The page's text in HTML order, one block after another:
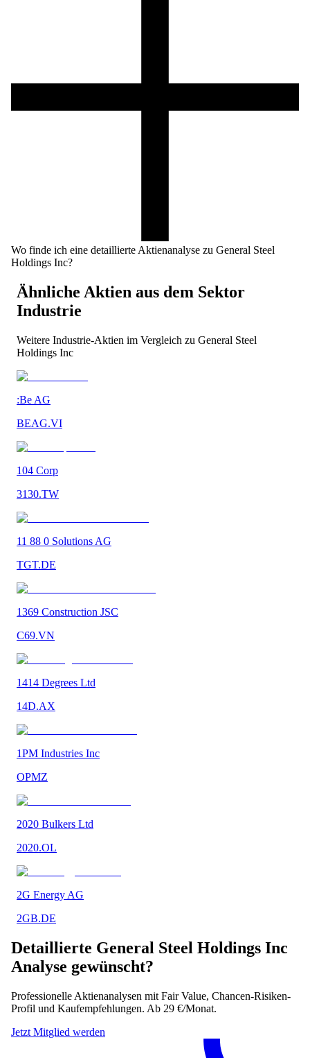
Wo finde ich eine detaillierte Aktienanalyse zu General Steel
Holdings Inc?
Ähnliche Aktien aus dem Sektor
Industrie
Weitere Industrie-Aktien im Vergleich zu General Steel
Holdings Inc
:Be AG
BEAG.VI
104 Corp
3130.TW
11 88 0 Solutions AG
TGT.DE
1369 Construction JSC
C69.VN
1414 Degrees Ltd
14D.AX
1PM Industries Inc
OPMZ
2020 Bulkers Ltd
2020.OL
2G Energy AG
2GB.DE
Detaillierte General Steel Holdings Inc
Analyse gewünscht?
Professionelle Aktienanalysen mit Fair Value, Chancen-Risiken-
Profil und Kaufempfehlungen. Ab 29 €/Monat.
Jetzt Mitglied werden